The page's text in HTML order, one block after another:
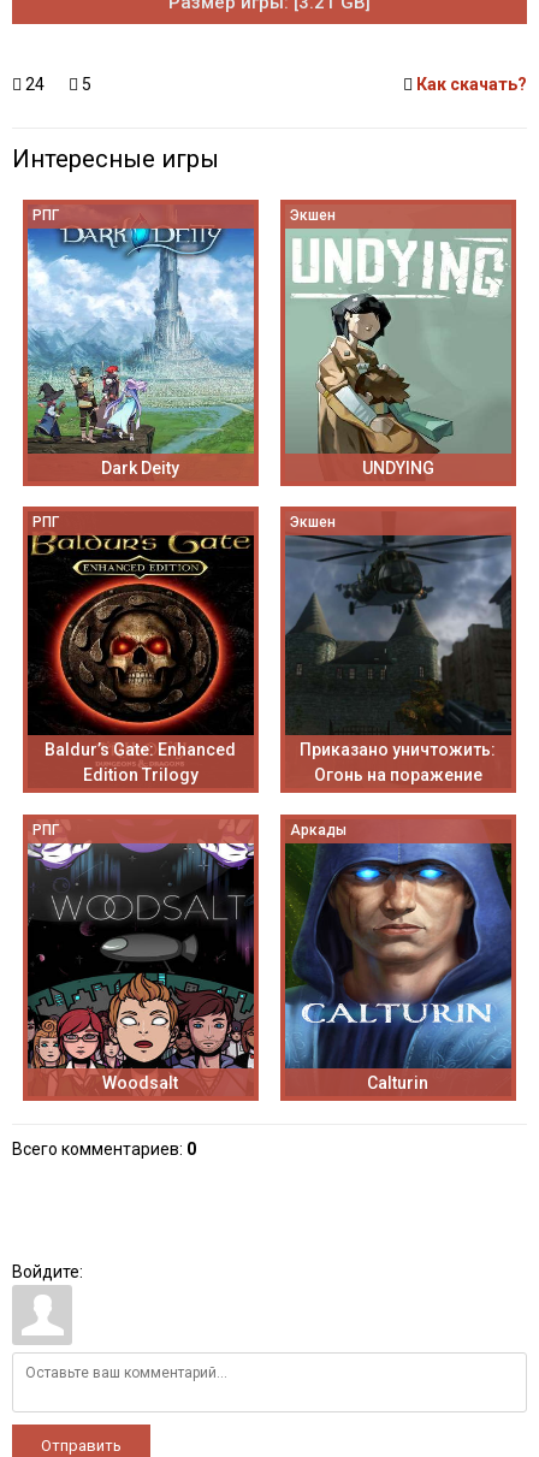
24 5 Как скачать?
Интересные игры
РПГ
Dark Deity
Экшен
UNDYING
РПГ
Baldur’s Gate: Enhanced
Edition Trilogy
Экшен
Приказано уничтожить:
Огонь на поражение
РПГ
Woodsalt
Аркады
Calturin
Всего комментариев: 0
Войдите:
Отправить